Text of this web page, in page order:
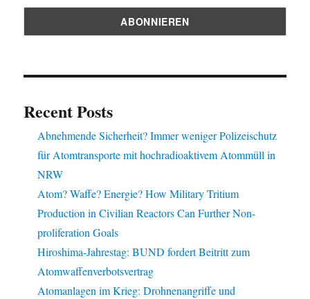
Recent Posts
Abnehmende Sicherheit? Immer weniger Polizeischutz
für Atomtransporte mit hochradioaktivem Atommüll in
NRW
Atom? Waffe? Energie? How Military Tritium
Production in Civilian Reactors Can Further Non-
proliferation Goals
Hiroshima-Jahrestag: BUND fordert Beitritt zum
Atomwaffenverbotsvertrag
Atomanlagen im Krieg: Drohnenangriffe und